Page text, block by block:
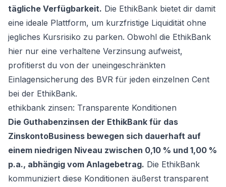
tägliche Verfügbarkeit. Die EthikBank bietet dir damit
eine ideale Plattform, um kurzfristige Liquidität ohne
jegliches Kursrisiko zu parken. Obwohl die EthikBank
hier nur eine verhaltene Verzinsung aufweist,
profitierst du von der uneingeschränkten
Einlagensicherung des BVR für jeden einzelnen Cent
bei der EthikBank.
ethikbank zinsen: Transparente Konditionen
Die Guthabenzinsen der EthikBank für das
ZinskontoBusiness bewegen sich dauerhaft auf
einem niedrigen Niveau zwischen 0,10 % und 1,00 %
p.a., abhängig vom Anlagebetrag. Die EthikBank
kommuniziert diese Konditionen äußerst transparent